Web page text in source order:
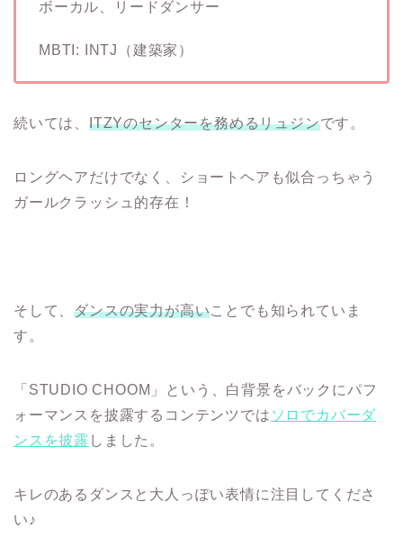
ボーカル、リードダンサー
MBTI: INTJ（建築家）
続いては、 ITZYのセンターを務めるリュジンです。
ロングヘアだけでなく、ショートヘアも似合っちゃう
ガールクラッシュ的存在！
そして、ダンスの実力が高いことでも知られていま
す。
「STUDIO CHOOM」という、白背景をバックにパフ
ォーマンスを披露するコンテンツでは ソロでカバーダ
ンスを披露 しました。
キレのあるダンスと大人っぽい表情に注目してくださ
い♪